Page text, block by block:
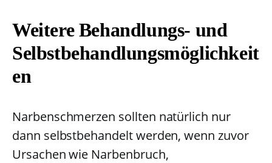
Weitere Behandlungs- und
Selbstbehandlungsmöglichkeit
en
Narbenschmerzen sollten natürlich nur
dann selbstbehandelt werden, wenn zuvor
Ursachen wie Narbenbruch,